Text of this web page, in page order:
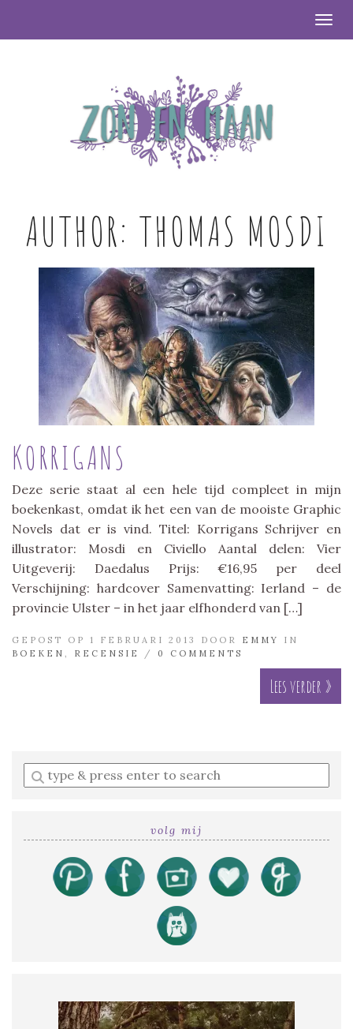
AUTHOR: THOMAS MOSDI
KORRIGANS
Deze serie staat al een hele tijd compleet in mijn
boekenkast, omdat ik het een van de mooiste Graphic
Novels dat er is vind. Titel: Korrigans Schrijver en
illustrator: Mosdi en Civiello Aantal delen: Vier
Uitgeverij: Daedalus Prijs: €16,95 per deel
Verschijning: hardcover Samenvatting: Ierland – de
provincie Ulster – in het jaar elfhonderd van […]
GEPOST OP 1 FEBRUARI 2013 DOOR EMMY
IN
BOEKEN
RECENSIE / 0 COMMENTS
Lees verder »
Enter
a
volg mij